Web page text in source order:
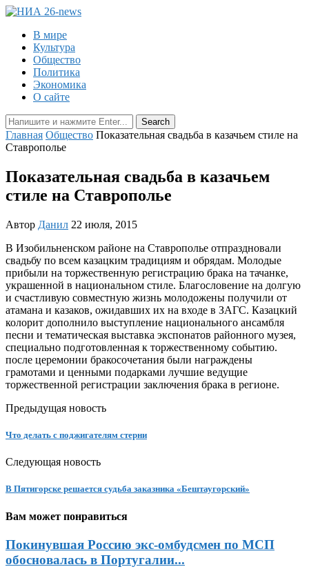
В мире
Культура
Общество
Политика
Экономика
О сайте
Главная Общество Показательная свадьба в казачьем стиле на
Ставрополье
Показательная свадьба в казачьем
стиле на Ставрополье
Автор Данил 22 июля, 2015
В Изобильненском районе на Ставрополье отпраздновали
свадьбу по всем казацким традициям и обрядам. Молодые
прибыли на торжественную регистрацию брака на тачанке,
украшенной в национальном стиле. Благословение на долгую
и счастливую совместную жизнь молодожены получили от
атамана и казаков, ожидавших их на входе в ЗАГС. Казацкий
колорит дополнило выступление национального ансамбля
песни и тематическая выставка экспонатов районного музея,
специально подготовленная к торжественному событию.
после церемонии бракосочетания были награждены
грамотами и ценными подарками лучшие ведущие
торжественной регистрации заключения брака в регионе.
Предыдущая новость
Что делать с поджигателям стерни
Следующая новость
В Пятигорске решается судьба заказника «Бештаугорский»
Вам может понравиться
Покинувшая Россию экс-омбудсмен по МСП
обосновалась в Португалии...